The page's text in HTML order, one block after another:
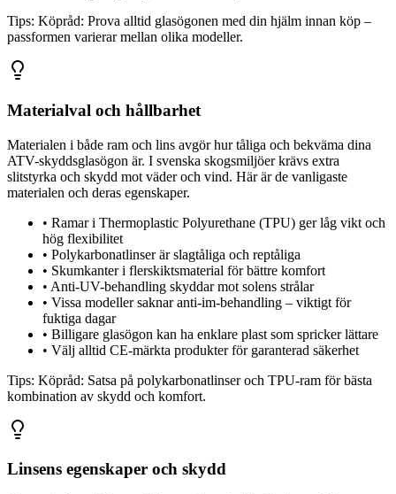
Tips: Köpråd: Prova alltid glasögonen med din hjälm innan köp –
passformen varierar mellan olika modeller.
Materialval och hållbarhet
Materialen i både ram och lins avgör hur tåliga och bekväma dina
ATV-skyddsglasögon är. I svenska skogsmiljöer krävs extra
slitstyrka och skydd mot väder och vind. Här är de vanligaste
materialen och deras egenskaper.
• Ramar i Thermoplastic Polyurethane (TPU) ger låg vikt och
hög flexibilitet
• Polykarbonatlinser är slagtåliga och reptåliga
• Skumkanter i flerskiktsmaterial för bättre komfort
• Anti-UV-behandling skyddar mot solens strålar
• Vissa modeller saknar anti-im-behandling – viktigt för
fuktiga dagar
• Billigare glasögon kan ha enklare plast som spricker lättare
• Välj alltid CE-märkta produkter för garanterad säkerhet
Tips: Köpråd: Satsa på polykarbonatlinser och TPU-ram för bästa
kombination av skydd och komfort.
Linsens egenskaper och skydd